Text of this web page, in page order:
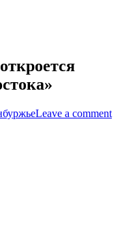
Leave a comment